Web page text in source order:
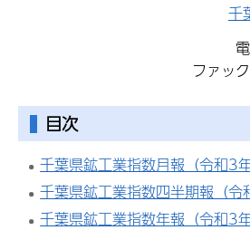
千
ファッ
目次
千葉県鉱工業指数月報（令和3年
千葉県鉱工業指数四半期報（令
千葉県鉱工業指数年報（令和3年